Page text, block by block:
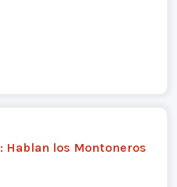
Hablan los Montoneros